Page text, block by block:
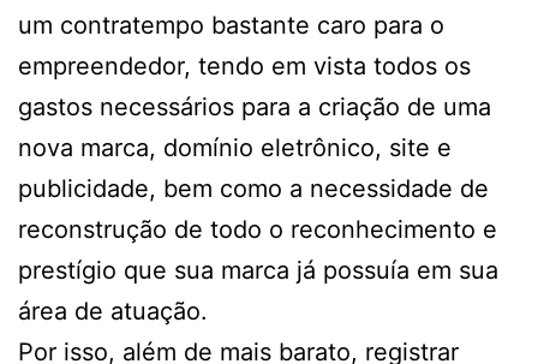
um contratempo bastante caro para o
empreendedor, tendo em vista todos os
gastos necessários para a criação de uma
nova marca, domínio eletrônico, site e
publicidade, bem como a necessidade de
reconstrução de todo o reconhecimento e
prestígio que sua marca já possuía em sua
área de atuação.
Por isso, além de mais barato, registrar